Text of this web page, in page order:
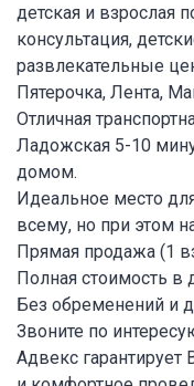
детская и взрослая
консультация,
развлекательные
Пятерочка, Лента,
Отличная
Ладожская 5-10
домом.
Идеальное место
всему, но при этом
Прямая продажа (1
Полная стоимость в
Без обременений и
Звоните по
Адвекс